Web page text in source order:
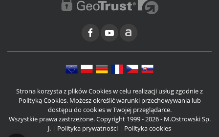
Strona korzysta z plików Cookies w celu realizacji usług zgodnie z
Polityką Cookies. Możesz określić warunki przechowywania lub
dostępu do cookies w Twojej przeglądarce.
Wszystkie prawa zastrzeżone. Copyright 1999 - 2026 - M.Ostrowski Sp.
J. | Polityka prywatności | Polityka cookies